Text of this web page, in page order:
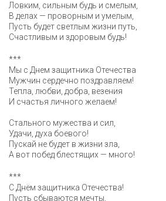
Ловким, сильным будь и смелым,
В делах — проворным и умелым,
Пусть будет светлым жизни путь,
Счастливым и здоровым будь!
***
Мы с Днем защитника Отечества
Мужчин сердечно поздравляем!
Тепла, любви, добра, везения
И счастья личного желаем!
Стального мужества и сил,
Удачи, духа боевого!
Пускай не будет в жизни зла,
А вот побед блестящих — много!
***
С Днём защитника Отечества!
Пусть сбываются мечты,